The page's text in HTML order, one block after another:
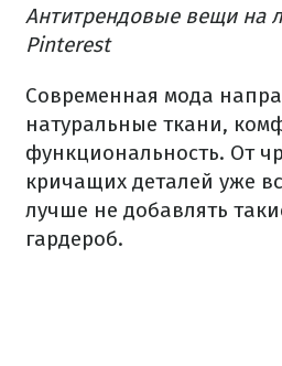
Антитрендовые вещи на
Pinterest
Современная мода
натуральные ткани,
функциональность. От
кричащих деталей уже
лучше не добавлять
гардероб.